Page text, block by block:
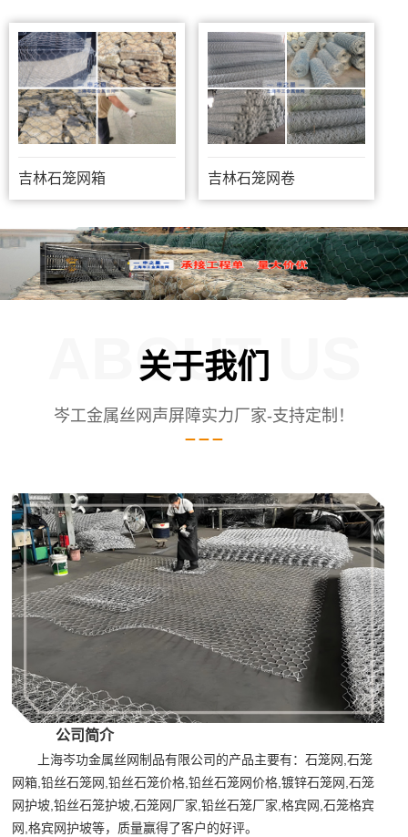
吉林石笼网箱 吉林石笼网卷
关于我们
ABOUT US
岑工金属丝网声屏障实力厂家-支持定制！
公司简介
上海岑功金属丝网制品有限公司的产品主要有：石笼网,石笼
网箱,铅丝石笼网,铅丝石笼价格,铅丝石笼网价格,镀锌石笼网,石笼
网护坡,铅丝石笼护坡,石笼网厂家,铅丝石笼厂家,格宾网,石笼格宾
网,格宾网护坡等，质量赢得了客户的好评。